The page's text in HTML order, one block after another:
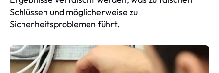
Schlüssen und möglicherweise zu
Sicherheitsproblemen führt.